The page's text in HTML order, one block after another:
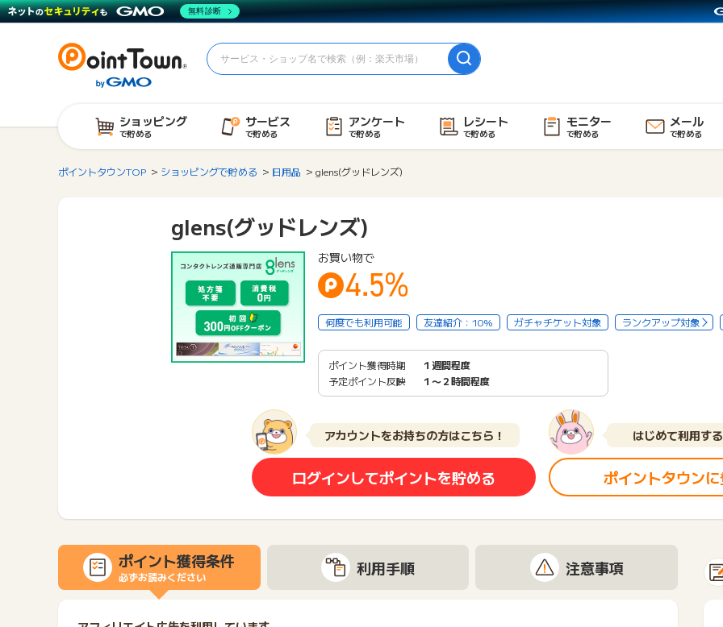
ショッピング
で貯める
サービス
で貯める
アンケート
で貯める
レシート
で貯める
モニター
で貯める
メール
で貯める
ポイントタウンTOP ショッピングで貯める 日用品 glens(グッドレンズ)
glens(グッドレンズ)
お買い物で
4.5%
何度でも利用可能 友達紹介：10% ガチャチケット対象 ランクアップ対象
ポイント獲得時期
１週間程度
予定ポイント反映
１〜２時間程度
アカウントをお持ちの方はこちら！
ログインしてポイントを貯める
はじめて利用す
ポイントタウン
ポイント獲得条件
必ずお読みください 利用手順 注意事項
無料診断